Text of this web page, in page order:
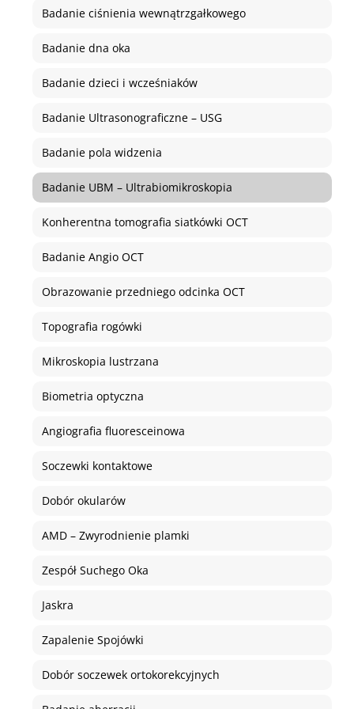
Badanie ciśnienia wewnątrzgałkowego
Badanie dna oka
Badanie dzieci i wcześniaków
Badanie Ultrasonograficzne – USG
Badanie pola widzenia
Badanie UBM – Ultrabiomikroskopia
Konherentna tomografia siatkówki OCT
Badanie Angio OCT
Obrazowanie przedniego odcinka OCT
Topografia rogówki
Mikroskopia lustrzana
Biometria optyczna
Angiografia fluoresceinowa
Soczewki kontaktowe
Dobór okularów
AMD – Zwyrodnienie plamki
Zespół Suchego Oka
Jaskra
Zapalenie Spojówki
Dobór soczewek ortokorekcyjnych